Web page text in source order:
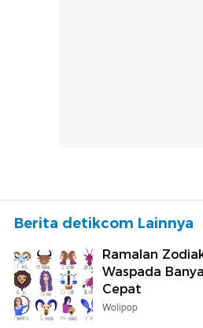
Berita detikcom Lainnya
Ramalan
Waspada
Cepat
Wolipop